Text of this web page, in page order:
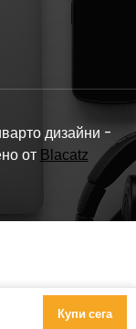
дизайни -
от Blacatz
Купи сега